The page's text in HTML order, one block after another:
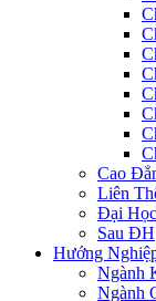
Cao
Liên
Đại Học
Sau ĐH
Hướng
Ngành
Ngành